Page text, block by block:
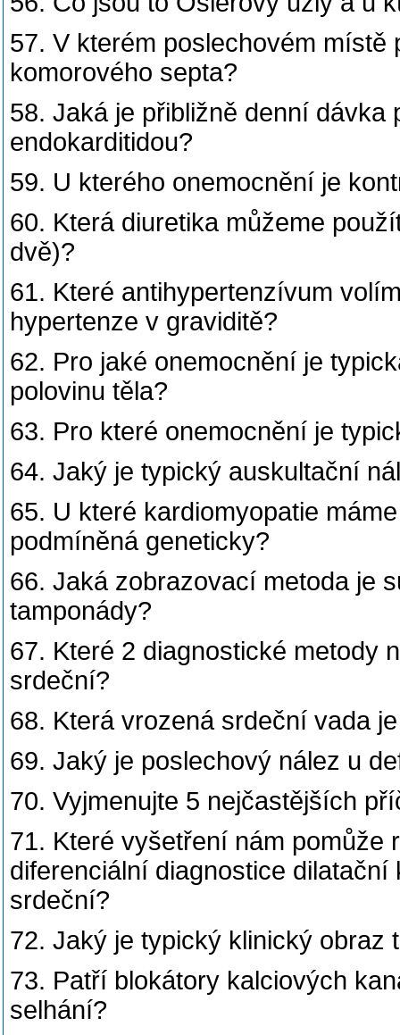
57. V kterém poslechovém
komorového septa?
58. Jaká je přibližně denní dávka
endokarditidou?
59. U kterého onemocnění je
60. Která diuretika můžeme
dvě)?
61. Které antihypertenzívum
hypertenze v graviditě?
62. Pro jaké onemocnění je
polovinu těla?
63. Pro které onemocnění je
64. Jaký je typický auskultační
65. U které kardiomyopatie
podmíněná geneticky?
66. Jaká zobrazovací metoda je
tamponády?
67. Které 2 diagnostické metody
srdeční?
68. Která vrozená srdeční vada
69. Jaký je poslechový nález u
70. Vyjmenujte 5 nejčastějších
71. Které vyšetření nám pomůže
diferenciální diagnostice
srdeční?
72. Jaký je typický klinický obraz
73. Patří blokátory kalciových
selhání?